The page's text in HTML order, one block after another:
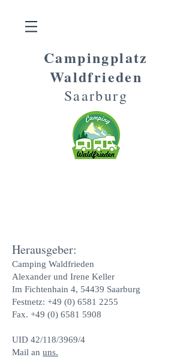
Campingplatz
Waldfrieden
Saarburg
Herausgeber:
Camping Waldfrieden
Alexander und Irene Keller
Im Fichtenhain 4, 54439 Saarburg
Festnetz: +49 (0) 6581 2255
Fax. +49 (0) 6581 5908
UID 42/118/3969/4
Mail an uns.